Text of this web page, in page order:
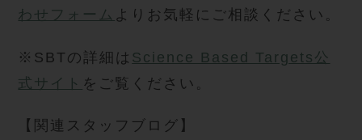
わせフォーム よりお気軽にご相談ください。
※SBTの詳細は Science Based Targets公
式サイト をご覧ください。
【関連スタッフブログ】